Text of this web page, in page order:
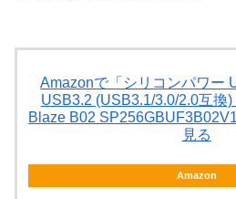
Amazonで「シリコンパワー
USB3.2 (USB3.1/3.0/2.0互換
Blaze B02
見る
Amazon